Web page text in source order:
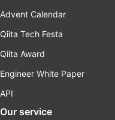
Advent Calendar
Qiita Tech Festa
Qiita Award
Engineer White Paper
API
Our service